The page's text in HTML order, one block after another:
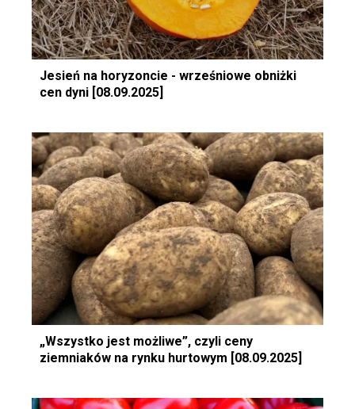
Jesień na horyzoncie - wrześniowe obniżki
cen dyni [08.09.2025]
„Wszystko jest możliwe”, czyli ceny
ziemniaków na rynku hurtowym [08.09.2025]